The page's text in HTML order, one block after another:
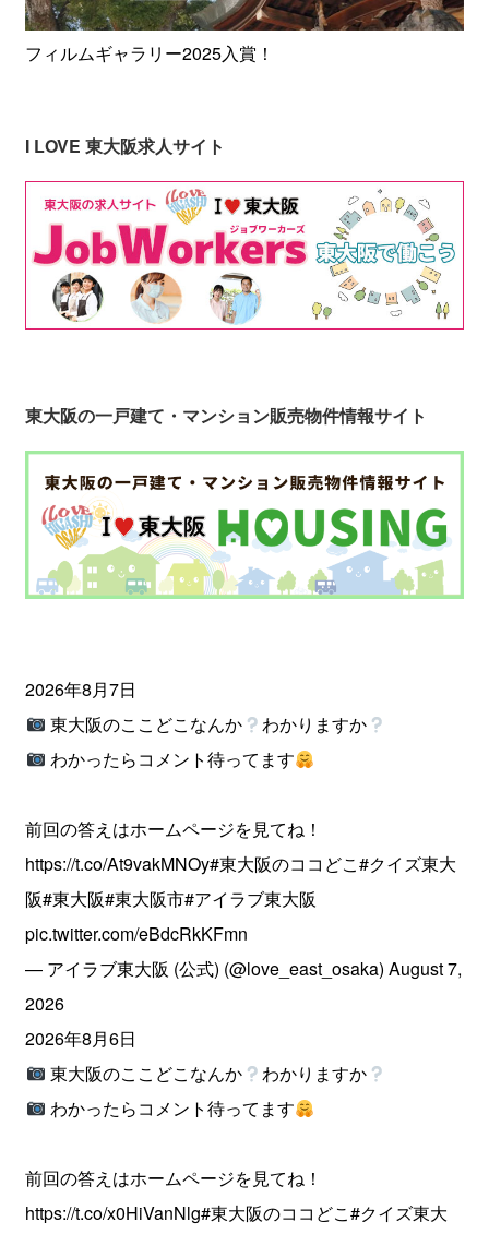
フィルムギャラリー2025入賞！
I LOVE 東大阪求人サイト
東大阪の一戸建て・マンション販売物件情報サイト
2026年8月7日
東大阪のここどこなんか
わかりますか
わかったらコメント待ってます
前回の答えはホームページを見てね！
https://t.co/At9vakMNOy#東大阪のココどこ#クイズ東大
阪#東大阪#東大阪市#アイラブ東大阪
pic.twitter.com/eBdcRkKFmn
— アイラブ東大阪 (公式) (@love_east_osaka)August 7,
2026
2026年8月6日
東大阪のここどこなんか
わかりますか
わかったらコメント待ってます
前回の答えはホームページを見てね！
https://t.co/x0HiVanNlg#東大阪のココどこ#クイズ東大